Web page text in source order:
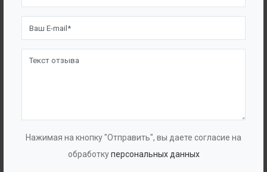
Нажимая на кнопку "Отправить", вы даете согласие на
обработкуперсональных данных
Павильоны
Преимущества
СНИП 2.04.03-85 и ГОСТ Р 52857.5-2007.